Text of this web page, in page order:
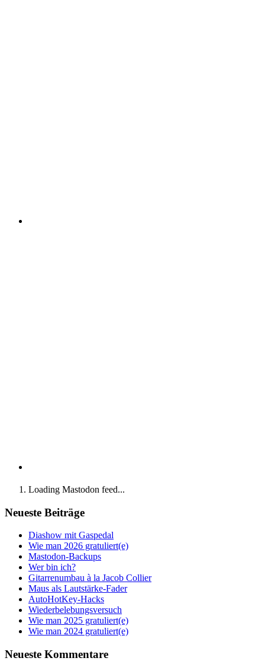
Loading Mastodon feed...
Neueste Beiträge
Diashow mit Gaspedal
Wie man 2026 gratuliert(e)
Mastodon-Backups
Wer bin ich?
Gitarrenumbau à la Jacob Collier
Maus als Lautstärke-Fader
AutoHotKey-Hacks
Wiederbelebungsversuch
Wie man 2025 gratuliert(e)
Wie man 2024 gratuliert(e)
Neueste Kommentare